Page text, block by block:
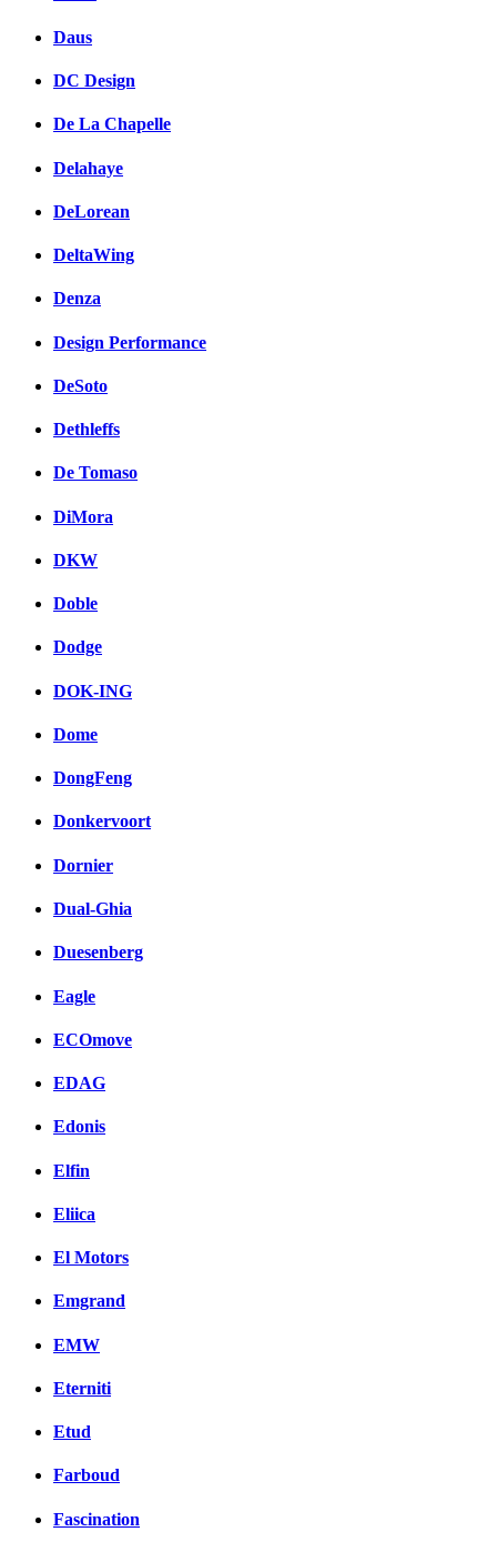
Daus
DC Design
De La Chapelle
Delahaye
DeLorean
DeltaWing
Denza
Design Performance
DeSoto
Dethleffs
De Tomaso
DiMora
DKW
Doble
Dodge
DOK-ING
Dome
DongFeng
Donkervoort
Dornier
Dual-Ghia
Duesenberg
Eagle
ECOmove
EDAG
Edonis
Elfin
Eliica
El Motors
Emgrand
EMW
Eterniti
Etud
Farboud
Fascination